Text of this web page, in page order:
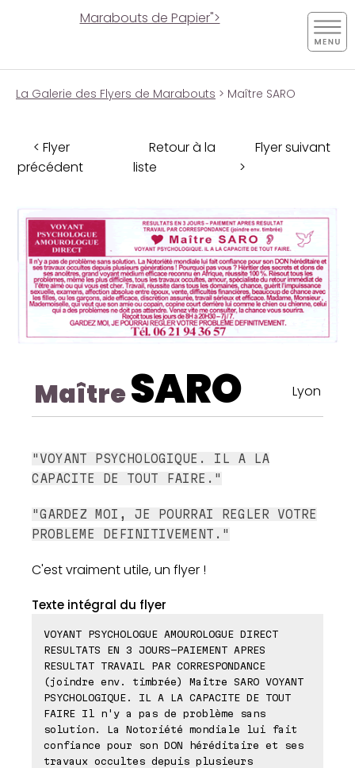
Marabouts de Papier">
La Galerie des Flyers de Marabouts > Maître SARO
< Flyer
précédent
Retour à la
liste
Flyer suivant
>
MaîtreSARO Lyon
"VOYANT PSYCHOLOGIQUE. IL A LA
CAPACITE DE TOUT FAIRE."
"GARDEZ MOI, JE POURRAI REGLER VOTRE
PROBLEME DEFINITIVEMENT."
C'est vraiment utile, un flyer !
Texte intégral du flyer
VOYANT PSYCHOLOGUE AMOUROLOGUE DIRECT
RESULTATS EN 3 JOURS-PAIEMENT APRES
RESULTAT TRAVAIL PAR CORRESPONDANCE
(joindre env. timbrée) Maître SARO VOYANT
PSYCHOLOGIQUE. IL A LA CAPACITE DE TOUT
FAIRE Il n'y a pas de problème sans
solution. La Notoriété mondiale lui fait
confiance pour son DON héréditaire et ses
travaux occultes depuis plusieurs